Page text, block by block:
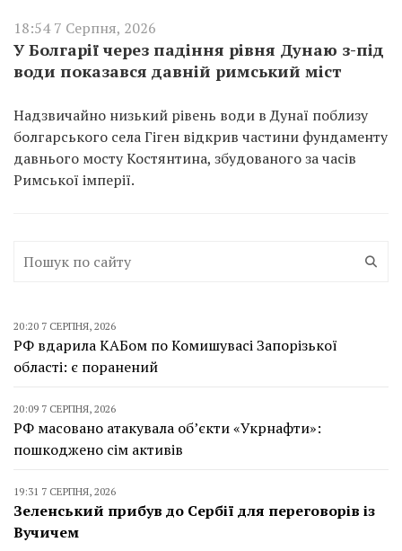
18:54 7 Серпня, 2026
У Болгарії через падіння рівня Дунаю з-під
води показався давній римський міст
Надзвичайно низький рівень води в Дунаї поблизу
болгарського села Гіген відкрив частини фундаменту
давнього мосту Костянтина, збудованого за часів
Римської імперії.
20:20 7 СЕРПНЯ, 2026
РФ вдарила КАБом по Комишувасі Запорізької
області: є поранений
20:09 7 СЕРПНЯ, 2026
РФ масовано атакувала об’єкти «Укрнафти»:
пошкоджено сім активів
19:31 7 СЕРПНЯ, 2026
Зеленський прибув до Сербії для переговорів із
Вучичем